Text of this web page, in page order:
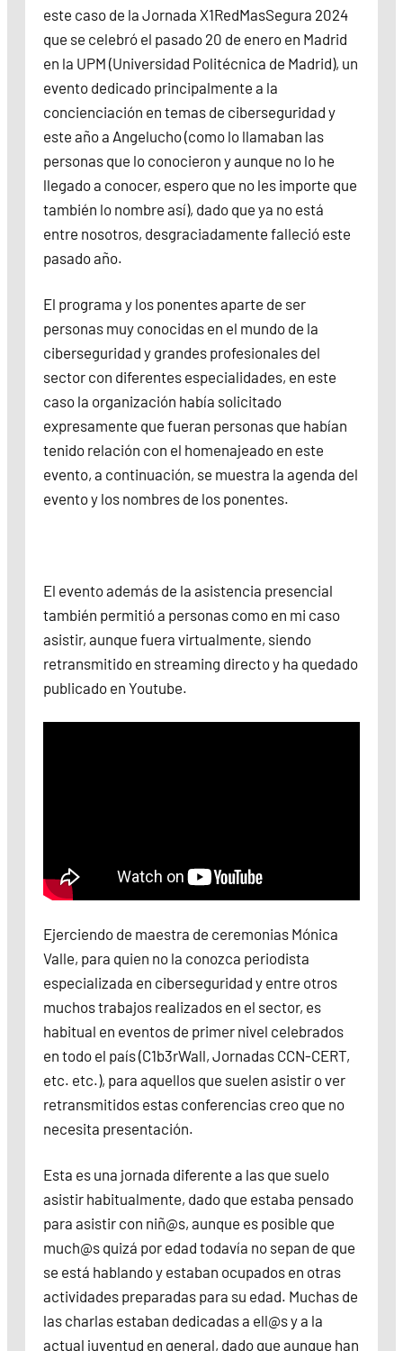
este caso de la Jornada X1RedMasSegura 2024
que se celebró el pasado 20 de enero en Madrid
en la UPM (Universidad Politécnica de Madrid), un
evento dedicado principalmente a la
concienciación en temas de ciberseguridad y
este año a Angelucho (como lo llamaban las
personas que lo conocieron y aunque no lo he
llegado a conocer, espero que no les importe que
también lo nombre así), dado que ya no está
entre nosotros, desgraciadamente falleció este
pasado año.
El programa y los ponentes aparte de ser
personas muy conocidas en el mundo de la
ciberseguridad y grandes profesionales del
sector con diferentes especialidades, en este
caso la organización había solicitado
expresamente que fueran personas que habían
tenido relación con el homenajeado en este
evento, a continuación, se muestra la agenda del
evento y los nombres de los ponentes.
El evento además de la asistencia presencial
también permitió a personas como en mi caso
asistir, aunque fuera virtualmente, siendo
retransmitido en streaming directo y ha quedado
publicado en Youtube.
Ejerciendo de maestra de ceremonias Mónica
Valle, para quien no la conozca periodista
especializada en ciberseguridad y entre otros
muchos trabajos realizados en el sector, es
habitual en eventos de primer nivel celebrados
en todo el país (C1b3rWall, Jornadas CCN-CERT,
etc. etc.), para aquellos que suelen asistir o ver
retransmitidos estas conferencias creo que no
necesita presentación.
Esta es una jornada diferente a las que suelo
asistir habitualmente, dado que estaba pensado
para asistir con niñ@s, aunque es posible que
much@s quizá por edad todavía no sepan de que
se está hablando y estaban ocupados en otras
actividades preparadas para su edad. Muchas de
las charlas estaban dedicadas a ell@s y a la
actual juventud en general, dado que aunque han